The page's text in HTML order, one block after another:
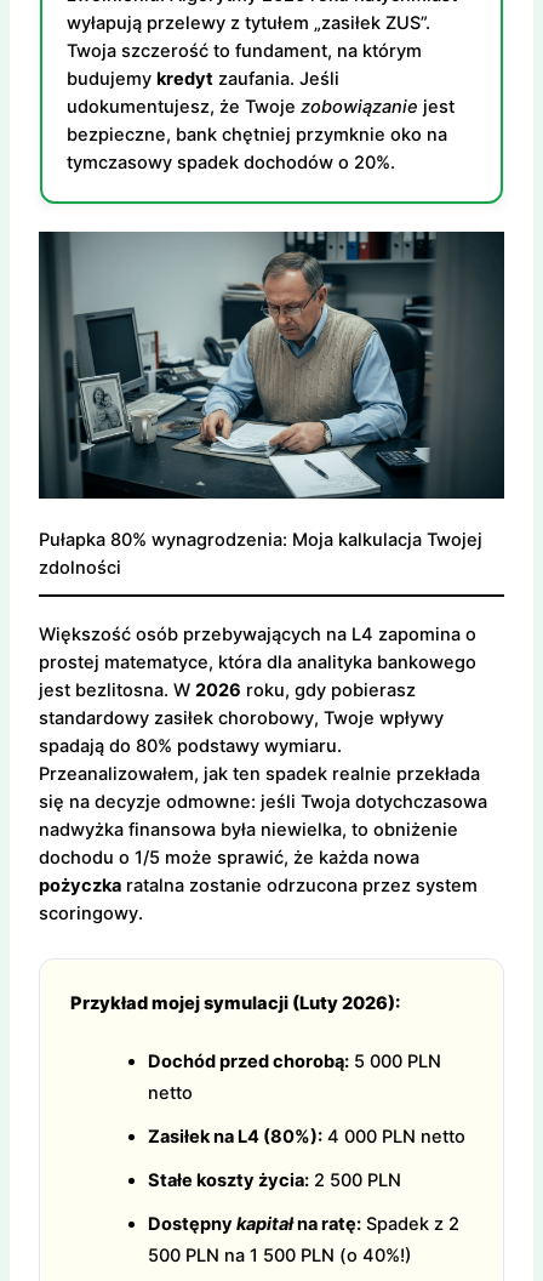
wyłapują przelewy z tytułem „zasiłek ZUS”.
Twoja szczerość to fundament, na którym
budujemy kredytzaufania. Jeśli
udokumentujesz, że Twoje zobowiązanie jest
bezpieczne, bank chętniej przymknie oko na
tymczasowy spadek dochodów o 20%.
Pułapka 80% wynagrodzenia: Moja kalkulacja Twojej
zdolności
Większość osób przebywających na L4 zapomina o
prostej matematyce, która dla analityka bankowego
jest bezlitosna. W 2026 roku, gdy pobierasz
standardowy zasiłek chorobowy, Twoje wpływy
spadają do 80% podstawy wymiaru.
Przeanalizowałem, jak ten spadek realnie przekłada
się na decyzje odmowne: jeśli Twoja dotychczasowa
nadwyżka finansowa była niewielka, to obniżenie
dochodu o 1/5 może sprawić, że każda nowa
pożyczkaratalna zostanie odrzucona przez system
scoringowy.
Przykład mojej symulacji (Luty 2026):
Dochód przed chorobą:5 000 PLN
netto
Zasiłek na L4 (80%):4 000 PLN netto
Stałe koszty życia:2 500 PLN
Dostępnykapitałna ratę:Spadek z 2
500 PLN na 1 500 PLN (o 40%!)